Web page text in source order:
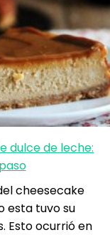
dulce de leche:
cheesecake
esta tuvo su
Esto ocurrió en